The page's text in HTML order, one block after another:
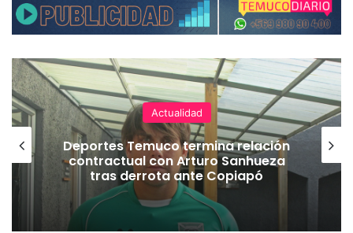
Actualidad
Deportes Temuco termina relación
contractual con Arturo Sanhueza
tras derrota ante Copiapó